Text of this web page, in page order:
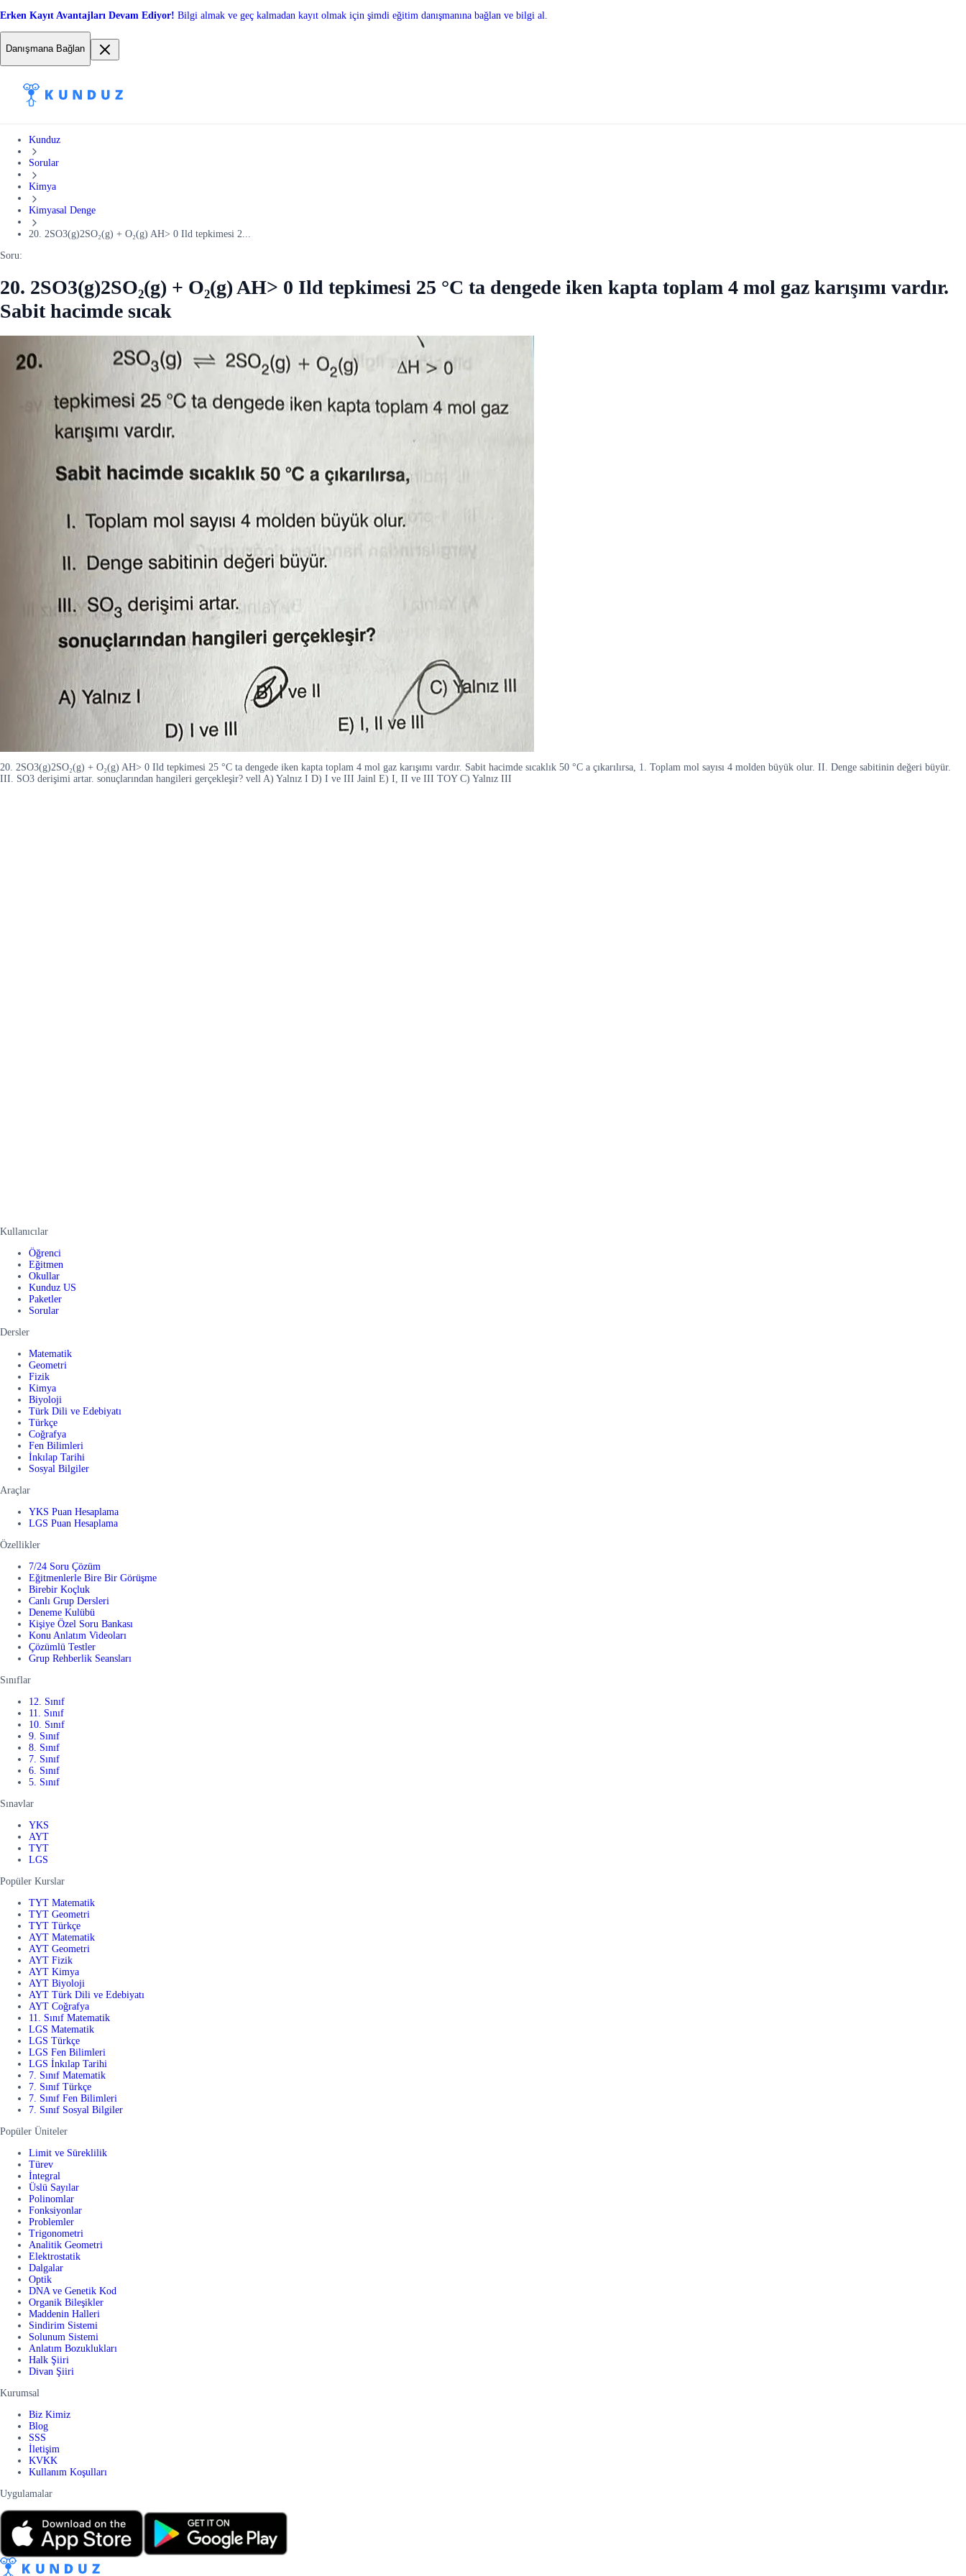
Erken Kayıt Avantajları Devam Ediyor! Bilgi almak ve geç kalmadan kayıt olmak için şimdi eğitim danışmanına bağlan ve bilgi al.
Danışmana Bağlan
Kunduz
Sorular
Kimya
Kimyasal Denge
20. 2SO3(g)2SO₂(g) + O₂(g) AH> 0 Ild tepkimesi 2...
Soru:
20. 2SO3(g)2SO₂(g) + O₂(g) AH> 0 Ild tepkimesi 25 °C ta dengede iken kapta toplam 4 mol gaz karışımı vardır.
Sabit hacimde sıcak
20. 2SO3(g)2SO₂(g) + O₂(g) AH> 0 Ild tepkimesi 25 °C ta dengede iken kapta toplam 4 mol gaz karışımı vardır. Sabit hacimde sıcaklık 50 °C a çıkarılırsa, 1. Toplam mol sayısı 4 molden büyük olur. II. Denge sabitinin değeri büyür.
III. SO3 derişimi artar. sonuçlarından hangileri gerçekleşir? vell A) Yalnız I D) I ve III Jainl E) I, II ve III TOY C) Yalnız III
Kullanıcılar
Öğrenci
Eğitmen
Okullar
Kunduz US
Paketler
Sorular
Dersler
Matematik
Geometri
Fizik
Kimya
Biyoloji
Türk Dili ve Edebiyatı
Türkçe
Coğrafya
Fen Bilimleri
İnkılap Tarihi
Sosyal Bilgiler
Araçlar
YKS Puan Hesaplama
LGS Puan Hesaplama
Özellikler
7/24 Soru Çözüm
Eğitmenlerle Bire Bir Görüşme
Birebir Koçluk
Canlı Grup Dersleri
Deneme Kulübü
Kişiye Özel Soru Bankası
Konu Anlatım Videoları
Çözümlü Testler
Grup Rehberlik Seansları
Sınıflar
12. Sınıf
11. Sınıf
10. Sınıf
9. Sınıf
8. Sınıf
7. Sınıf
6. Sınıf
5. Sınıf
Sınavlar
YKS
AYT
TYT
LGS
Popüler Kurslar
TYT Matematik
TYT Geometri
TYT Türkçe
AYT Matematik
AYT Geometri
AYT Fizik
AYT Kimya
AYT Biyoloji
AYT Türk Dili ve Edebiyatı
AYT Coğrafya
11. Sınıf Matematik
LGS Matematik
LGS Türkçe
LGS Fen Bilimleri
LGS İnkılap Tarihi
7. Sınıf Matematik
7. Sınıf Türkçe
7. Sınıf Fen Bilimleri
7. Sınıf Sosyal Bilgiler
Popüler Üniteler
Limit ve Süreklilik
Türev
İntegral
Üslü Sayılar
Polinomlar
Fonksiyonlar
Problemler
Trigonometri
Analitik Geometri
Elektrostatik
Dalgalar
Optik
DNA ve Genetik Kod
Organik Bileşikler
Maddenin Halleri
Sindirim Sistemi
Solunum Sistemi
Anlatım Bozuklukları
Halk Şiiri
Divan Şiiri
Kurumsal
Biz Kimiz
Blog
SSS
İletişim
KVKK
Kullanım Koşulları
Uygulamalar